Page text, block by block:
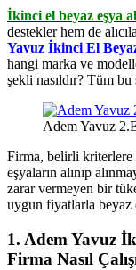
İkinci el beyaz eşya
destekler hem de
Yavuz İkinci El
hangi marka ve
şekli nasıldır? Tüm
Adem Yavuz
Firma, belirli kriterlere
eşyaların alınıp
zarar vermeyen bir
uygun fiyatlarla beyaz
1. Adem Yavuz
Firma Nasıl